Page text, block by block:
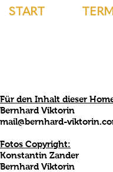
START
Für den Inhalt dieser
Bernhard Viktorin
mail@bernhard-
Fotos Copyright:
Konstantin Zander
Bernhard Viktorin